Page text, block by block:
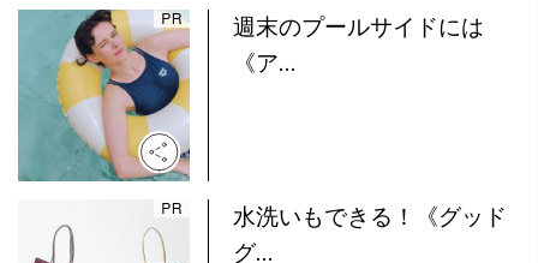
週末のプールサイドには
《ア...
水洗いもできる！《グッド
グ...